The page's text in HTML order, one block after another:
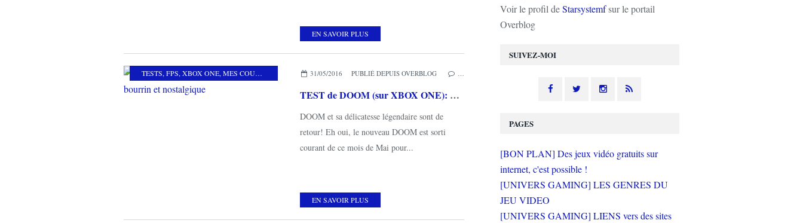
EN SAVOIR PLUS
TESTS, FPS, XBOX ONE, MES COUPS DE COEUR 31/05/2016 PUBLIÉ DEPUIS OVERBLOG
TEST de DOOM (sur XBOX ONE): bourrin et nostalgique
DOOM et sa délicatesse légendaire sont de
retour! Eh oui, le nouveau DOOM est sorti
courant de ce mois de Mai pour...
EN SAVOIR PLUS
SUIVEZ-MOI
Voir le profil deStarsystemfsur le portail
Overblog
PAGES
[BON PLAN] Des jeux vidéo gratuits sur
internet, c'est possible !
[UNIVERS GAMING] LES GENRES DU
JEU VIDEO
[UNIVERS GAMING] LIENS vers des sites